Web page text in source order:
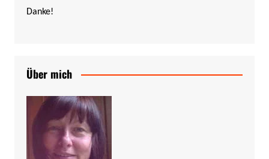
Danke!
Über mich